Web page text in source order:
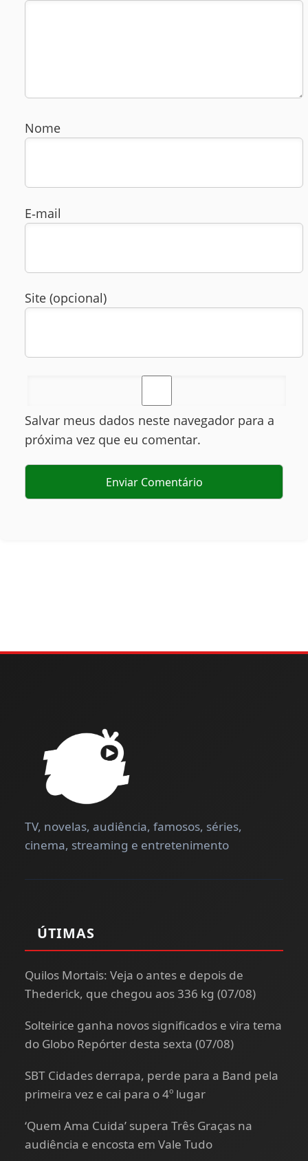
Nome
E‑mail
Site (opcional)
Salvar meus dados neste navegador para a
próxima vez que eu comentar.
TV, novelas, audiência, famosos, séries,
cinema, streaming e entretenimento
ÚTIMAS
Quilos Mortais: Veja o antes e depois de
Thederick, que chegou aos 336 kg (07/08)
Solteirice ganha novos significados e vira tema
do Globo Repórter desta sexta (07/08)
SBT Cidades derrapa, perde para a Band pela
primeira vez e cai para o 4º lugar
‘Quem Ama Cuida’ supera Três Graças na
audiência e encosta em Vale Tudo